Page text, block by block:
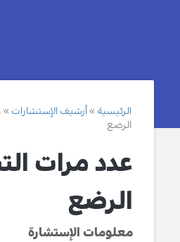
الرئيسية أرشيف الإستشارات
الرضع
عدد مرات
الرضع
معلومات الإستشارة